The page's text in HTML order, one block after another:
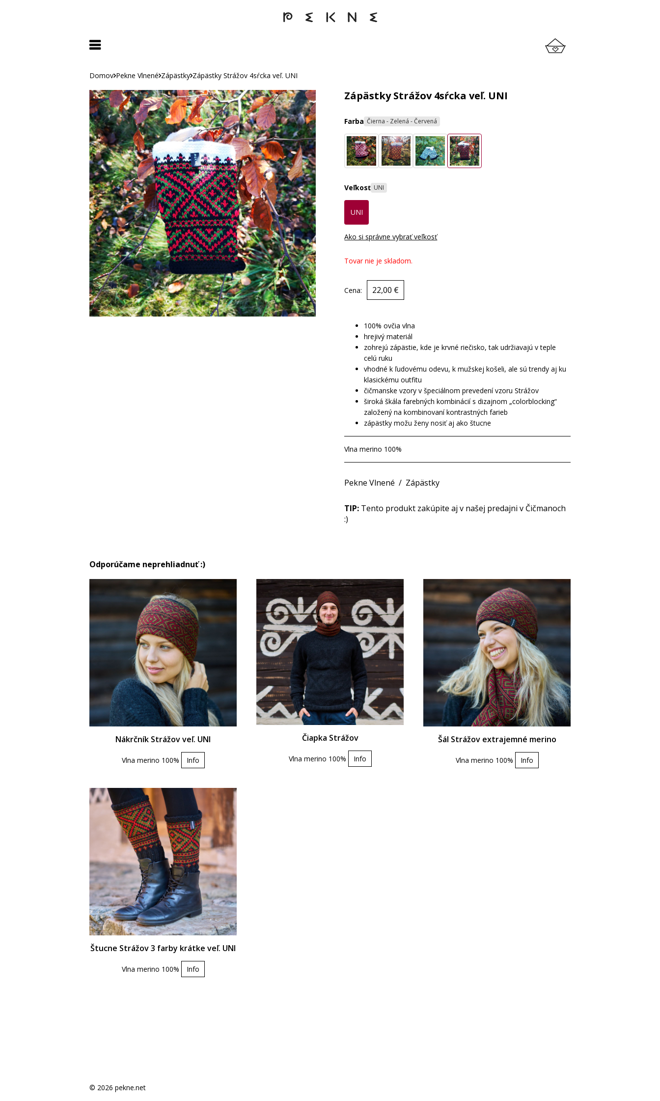
Domov Pekne Vlnené Zápästky Zápästky Strážov 4sŕcka veľ. UNI
Zápästky Strážov 4sŕcka veľ. UNI
Farba Čierna - Zelená - Červená
Veľkosť UNI
UNI
Ako si správne vybrať veľkosť
Tovar nie je skladom.
Cena: 22,00 €
100% ovčia vlna
hrejivý materiál
zohrejú zápästie, kde je krvné riečisko, tak udržiavajú v teple
celú ruku
vhodné k ľudovému odevu, k mužskej košeli, ale sú trendy aj ku
klasickému outfitu
čičmanske vzory v špeciálnom prevedení vzoru Strážov
široká škála farebných kombinácií s dizajnom „colorblocking“
založený na kombinovaní kontrastných farieb
zápästky možu ženy nosiť aj ako štucne
Vlna merino 100%
Pekne Vlnené / Zápästky
TIP: Tento produkt zakúpite aj v našej predajni v Čičmanoch
:)
Odporúčame neprehliadnuť :)
Nákrčník Strážov veľ. UNI
Vlna merino 100% Info
Čiapka Strážov
Vlna merino 100% Info
Šál Strážov extrajemné merino
Vlna merino 100% Info
Štucne Strážov 3 farby krátke veľ. UNI
Vlna merino 100% Info
© 2026 pekne.net